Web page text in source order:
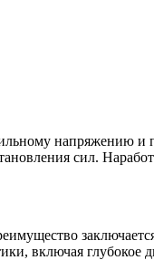
напряжению и
сил.
включая глубокое